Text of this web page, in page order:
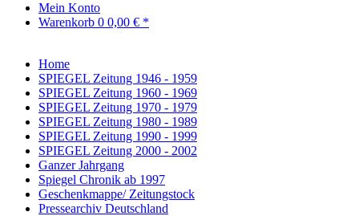
Mein Konto
Warenkorb 0 0,00 € *
Home
SPIEGEL Zeitung 1946 - 1959
SPIEGEL Zeitung 1960 - 1969
SPIEGEL Zeitung 1970 - 1979
SPIEGEL Zeitung 1980 - 1989
SPIEGEL Zeitung 1990 - 1999
SPIEGEL Zeitung 2000 - 2002
Ganzer Jahrgang
Spiegel Chronik ab 1997
Geschenkmappe/ Zeitungstock
Pressearchiv Deutschland